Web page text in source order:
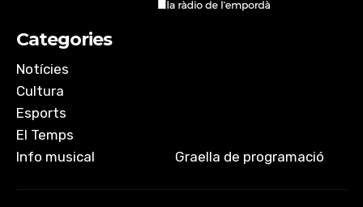
Categories
Notícies
Cultura
Esports
El Temps
Info musical
Graella de programació